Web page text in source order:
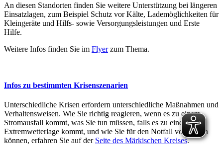
An diesen Standorten finden Sie weitere Unterstützung bei längeren
Einsatzlagen, zum Beispiel Schutz vor Kälte, Lademöglichkeiten für
Kleingeräte und Hilfs- sowie Versorgungsleistungen und Erste
Hilfe.
Weitere Infos finden Sie im Flyerzum Thema.
Infos zu bestimmten Krisenszenarien
Unterschiedliche Krisen erfordern unterschiedliche Maßnahmen und
Verhaltensweisen. Wie Sie richtig reagieren, wenn es zu einem
Stromausfall kommt, was Sie tun müssen, falls es zu einer
Extremwetterlage kommt, und wie Sie für den Notfall vorbeugen
können, erfahren Sie auf der Seite des Märkischen Kreises.